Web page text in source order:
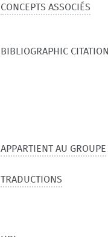
CONCEPTS ASSOCIÉS
BIBLIOGRAPHIC CITATION
APPARTIENT AU GROUPE
TRADUCTIONS